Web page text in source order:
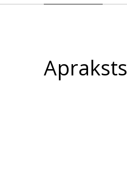
Apraksts